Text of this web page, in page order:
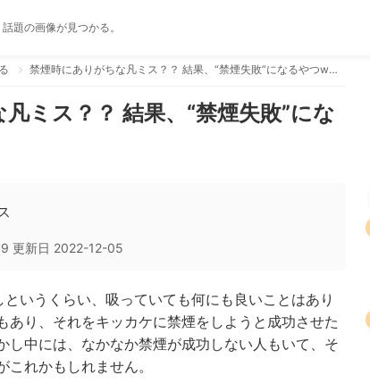
話題の画像が見つかる。
禁煙時にありがちな凡ミス？？ 結果、“禁煙失敗”になるやつwww
ミス？？ 結果、“禁煙失敗”にな
更新日 2022-12-05
いうくらい、吸っていても何にも良いことはあり
あり、それをキッカケに禁煙をしようと成功させた
し中には、なかなか禁煙が成功しない人もいて、そ
れかもしれません。